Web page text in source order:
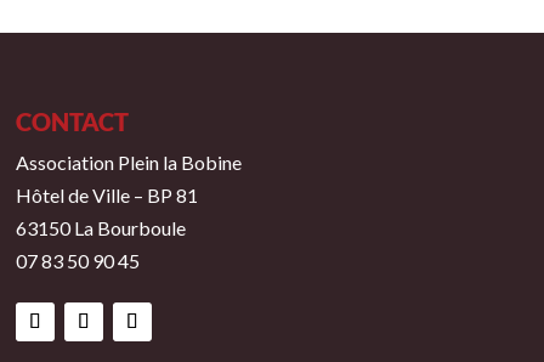
CONTACT
Association Plein la Bobine
Hôtel de Ville – BP 81
63150 La Bourboule
07 83 50 90 45